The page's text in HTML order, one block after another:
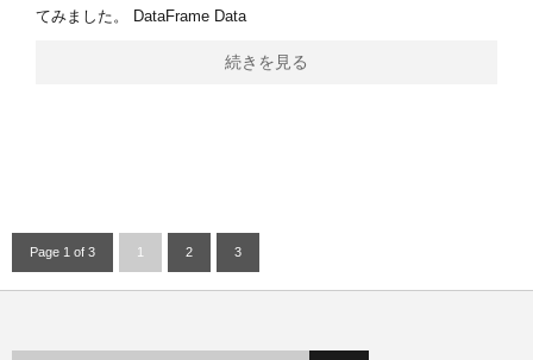
てみました。 DataFrame Data
続きを見る
Page 1 of 3 1 2 3